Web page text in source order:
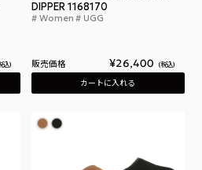
込
DIPPER 1168170
Women UGG
販売価格 ¥26,400 税込
カートに入れる